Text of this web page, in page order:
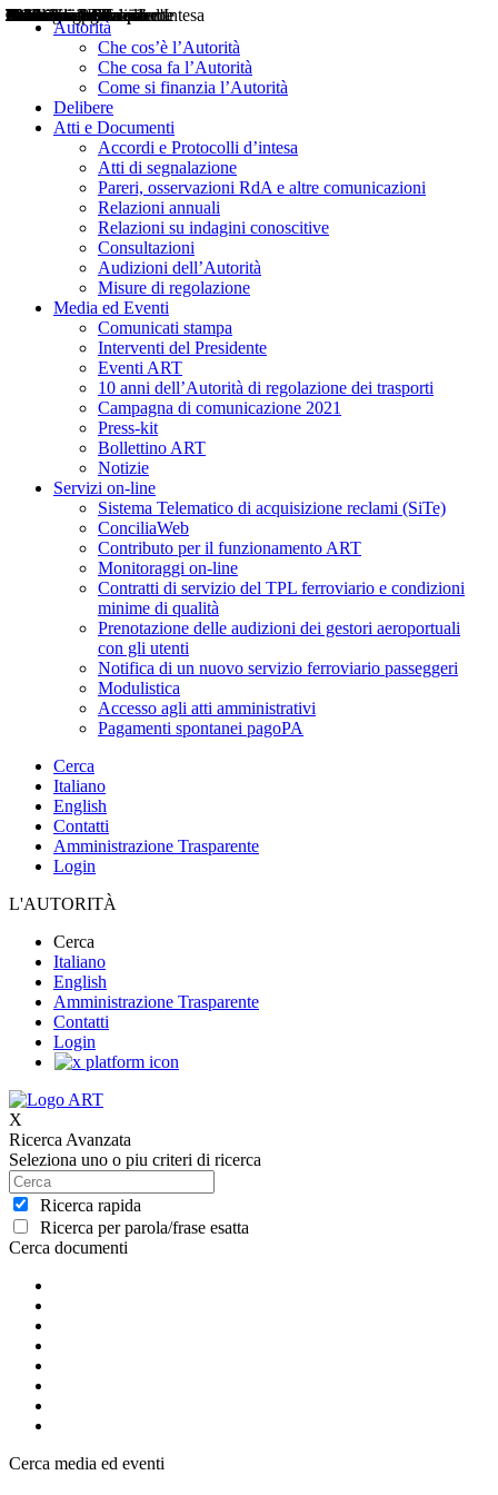
Autorità
Che cos’è l’Autorità
Che cosa fa l’Autorità
Come si finanzia l’Autorità
Delibere
Atti e Documenti
Accordi e Protocolli d’intesa
Atti di segnalazione
Pareri, osservazioni RdA e altre comunicazioni
Relazioni annuali
Relazioni su indagini conoscitive
Consultazioni
Audizioni dell’Autorità
Misure di regolazione
Media ed Eventi
Comunicati stampa
Interventi del Presidente
Eventi ART
10 anni dell’Autorità di regolazione dei trasporti
Campagna di comunicazione 2021
Press-kit
Bollettino ART
Notizie
Servizi on-line
Sistema Telematico di acquisizione reclami (SiTe)
ConciliaWeb
Contributo per il funzionamento ART
Monitoraggi on-line
Contratti di servizio del TPL ferroviario e condizioni
minime di qualità
Prenotazione delle audizioni dei gestori aeroportuali
con gli utenti
Notifica di un nuovo servizio ferroviario passeggeri
Modulistica
Accesso agli atti amministrativi
Pagamenti spontanei pagoPA
Cerca
Italiano
English
Contatti
Amministrazione Trasparente
Login
L'AUTORITÀ
Cerca
Italiano
English
Amministrazione Trasparente
Contatti
Login
X
Ricerca Avanzata
Seleziona uno o piu criteri di ricerca
Ricerca rapida
Ricerca per parola/frase esatta
Cerca documenti
Delibere
Pareri
Consultazioni
Audizioni
Atti di Segnalazione
Accordi e Protocolli d'Intesa
Relazioni annuali
Misure di regolazione
Cerca media ed eventi
Notizie
Comunicati Stampa
Bollettini ART
Convegni ART
Interviste del Presidente
Articoli in primo piano
Interventi del Presidente
2004
2005
2010
2013
2014
2015
2016
2017
2018
2019
202
2020
2021
2022
2023
2024
2025
2026
Aereo
Marittimo
Terrestre